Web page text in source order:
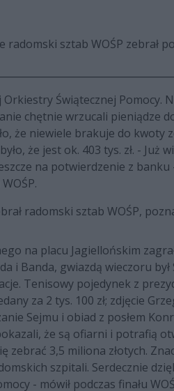
sztab WOŚP zebrał
Orkiestry Świątecznej Pomocy.
chętnie wrzucali pieniądze
że niewiele brakuje do kwoty
że jest ok. 403 tys. zł. -
na potwierdzenie z
radomski sztab WOŚP,
na placu Jagiellońskim
i Banda, gwiazdą wieczoru
Tenisowy pojedynek z
za 2 tys. 100 zł; zdjęcie
Sejmu i obiad z posłem
że są ofiarni i potrafią
zebrać 3,5 miliona złotych.
szpitali. Serdecznie
- mówił podczas finału